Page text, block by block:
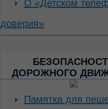
О «Детском
доверия»
ДОРОЖНОГО
Памятка для